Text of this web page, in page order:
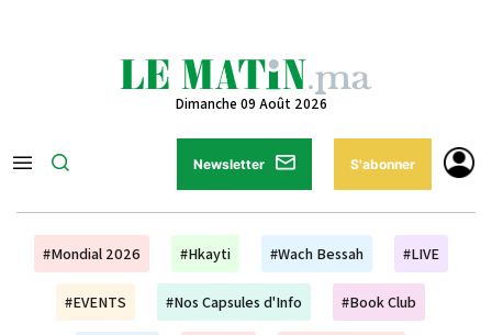
Dimanche 09 Août 2026
Newsletter S'abonner
#Mondial 2026 #Hkayti #Wach Bessah #LIVE
#EVENTS #Nos Capsules d'Info #Book Club